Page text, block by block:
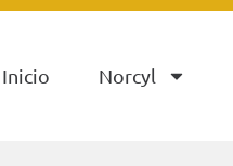
Inicio Norcyl